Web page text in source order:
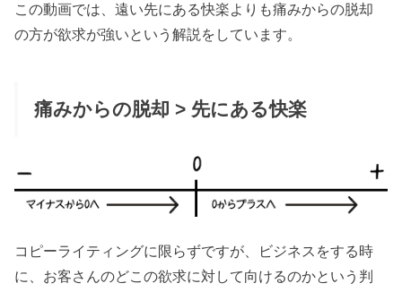
この動画では、遠い先にある快楽よりも痛みからの脱却
の方が欲求が強いという解説をしています。
痛みからの脱却 > 先にある快楽
コピーライティングに限らずですが、ビジネスをする時
に、お客さんのどこの欲求に対して向けるのかという判